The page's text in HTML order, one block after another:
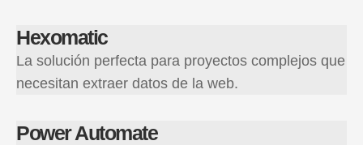
Hexomatic
La solución perfecta para proyectos complejos que
necesitan extraer datos de la web.
Power Automate